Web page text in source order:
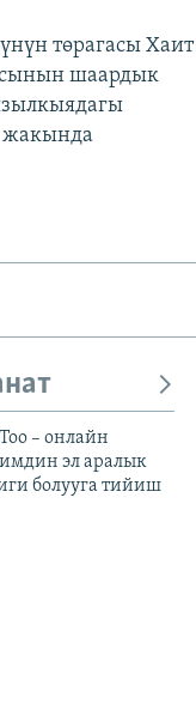
төрагасы Хаит
шаардык
жакында
– онлайн
эл аралык
болууга тийиш